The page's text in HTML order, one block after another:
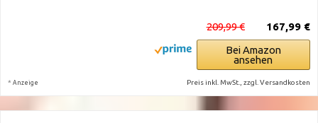
167,99 €
209,99 €
Bei Amazon
ansehen
* Anzeige Preis inkl. MwSt., zzgl. Versandkosten